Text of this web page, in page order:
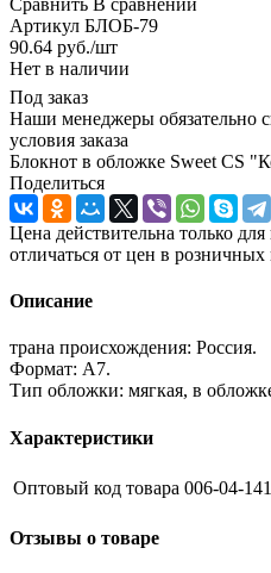
Артикул БЛОБ-79
90.64 руб./шт
Нет в наличии
Под заказ
Наши менеджеры обязательно
условия заказа
Блокнот в обложке Sweet CS
Поделиться
Цена действительна только
отличаться от цен в розничных
Описание
трана происхождения: Россия.
Формат: А7.
Тип обложки: мягкая, в
Характеристики
Оптовый код товара 006-04-141
Отзывы о товаре